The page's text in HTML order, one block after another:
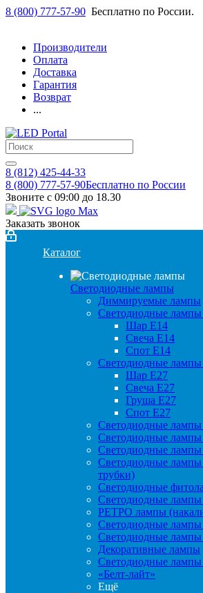
8 (800) 777-57-90 Бесплатно по России.
Производители
Оплата
Доставка
Гарантия
Возврат
...
8 (812) 425-44-33
8 (800) 777-57-90Бесплатно по России
Звоните с 09:00 до 18.30
Заказать звонок
Каталог
Светодиодные лампы
Диммируемые лампы
Светодиодные
Шар Е14
Свеча Е14
Спот Е14
Светодиодные
Шар Е27
Свеча Е27
Груша Е27
Спот Е27
Светодиодные
Светодиодные
Светодиодные
Светодиодные
трубки)
Светодиодные
Светодиодные
РЕТРО лампы
Светодиодные лампы
Светодиодные
Декоративные лампы
Светодиодные лампы
«Белт-лайт»
Ещё